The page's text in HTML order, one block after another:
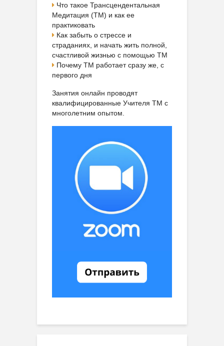
Что такое Трансцендентальная
Медитация (ТМ) и как ее
практиковать
Как забыть о стрессе и
страданиях, и начать жить полной,
счастливой жизнью с помощью ТМ
Почему ТМ работает сразу же, с
первого дня
Занятия онлайн проводят
квалифицированные Учителя ТМ с
многолетним опытом.